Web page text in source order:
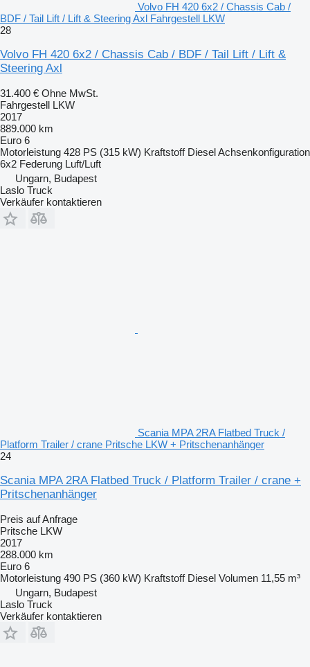
Volvo FH 420 6x2 / Chassis Cab /
BDF / Tail Lift / Lift & Steering Axl Fahrgestell LKW
28
Volvo FH 420 6x2 / Chassis Cab / BDF / Tail Lift / Lift &
Steering Axl
31.400 € Ohne MwSt.
Fahrgestell LKW
2017
889.000 km
Euro 6
Motorleistung 428 PS (315 kW) Kraftstoff DieselAchsenkonfiguration
6x2 Federung Luft/Luft
Ungarn, Budapest
Laslo Truck
Verkäufer kontaktieren
Scania MPA 2RA Flatbed Truck /
Platform Trailer / crane Pritsche LKW + Pritschenanhänger
24
Scania MPA 2RA Flatbed Truck / Platform Trailer / crane +
Pritschenanhänger
Preis auf Anfrage
Pritsche LKW
2017
288.000 km
Euro 6
Motorleistung 490 PS (360 kW) Kraftstoff Diesel Volumen 11,55 m³
Ungarn, Budapest
Laslo Truck
Verkäufer kontaktieren